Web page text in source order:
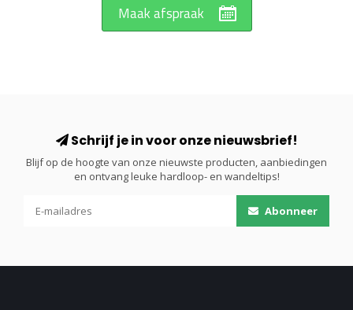
Maak afspraak
Schrijf je in voor onze nieuwsbrief!
Blijf op de hoogte van onze nieuwste producten, aanbiedingen
en ontvang leuke hardloop- en wandeltips!
Abonneer